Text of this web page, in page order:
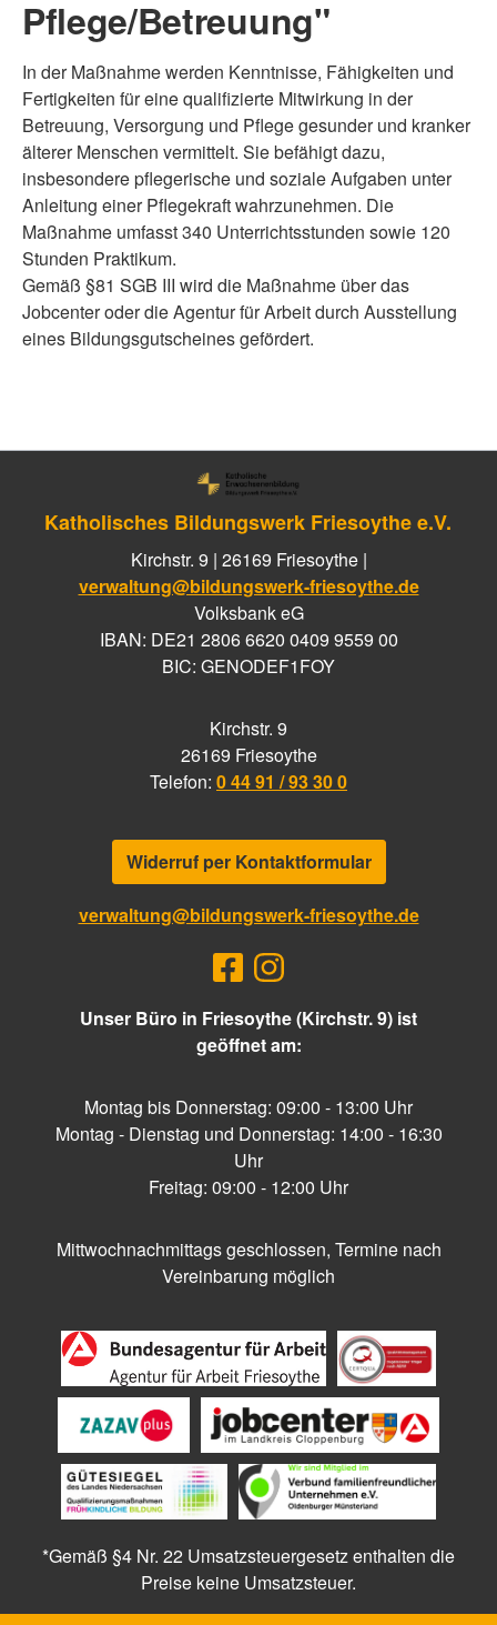
Pflege/Betreuung"
In der Maßnahme werden Kenntnisse, Fähigkeiten und
Fertigkeiten für eine qualifizierte Mitwirkung in der
Betreuung, Versorgung und Pflege gesunder und kranker
älterer Menschen vermittelt. Sie befähigt dazu,
insbesondere pflegerische und soziale Aufgaben unter
Anleitung einer Pflegekraft wahrzunehmen. Die
Maßnahme umfasst 340 Unterrichtsstunden sowie 120
Stunden Praktikum.
Gemäß §81 SGB III wird die Maßnahme über das
Jobcenter oder die Agentur für Arbeit durch Ausstellung
eines Bildungsgutscheines gefördert.
Katholisches Bildungswerk Friesoythe e.V.
Kirchstr. 9 | 26169 Friesoythe |
verwaltung@bildungswerk-friesoythe.de
Volksbank eG
IBAN: DE21 2806 6620 0409 9559 00
BIC: GENODEF1FOY
Kirchstr. 9
26169 Friesoythe
Telefon: 0 44 91 / 93 30 0
Widerruf per Kontaktformular
verwaltung@bildungswerk-friesoythe.de
Unser Büro in Friesoythe (Kirchstr. 9) ist
geöffnet am:
Montag bis Donnerstag: 09:00 - 13:00 Uhr
Montag - Dienstag und Donnerstag: 14:00 - 16:30
Uhr
Freitag: 09:00 - 12:00 Uhr
Mittwochnachmittags geschlossen, Termine nach
Vereinbarung möglich
*Gemäß §4 Nr. 22 Umsatzsteuergesetz enthalten die
Preise keine Umsatzsteuer.